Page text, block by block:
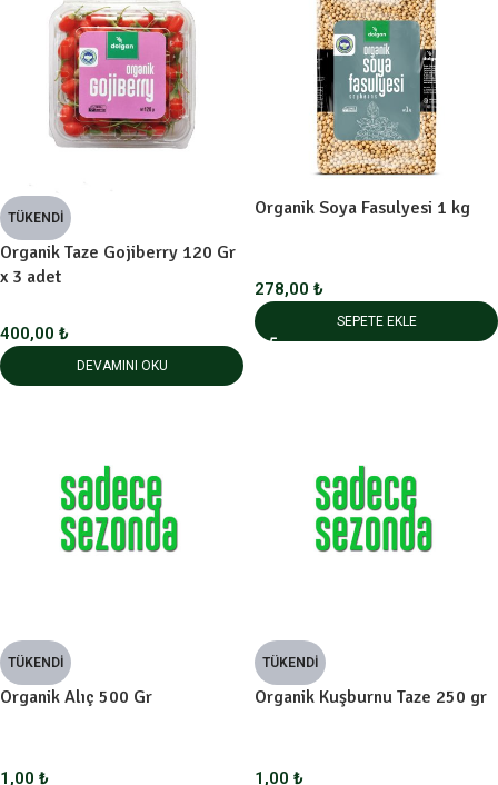
TÜKENDI
Organik Taze Gojiberry 120 Gr
x 3 adet
400,00 ₺
DEVAMINI OKU
Organik Soya Fasulyesi 1 kg
278,00 ₺
SEPETE EKLE
TÜKENDI
Organik Alıç 500 Gr
1,00 ₺
TÜKENDI
Organik Kuşburnu Taze 250 gr
1,00 ₺